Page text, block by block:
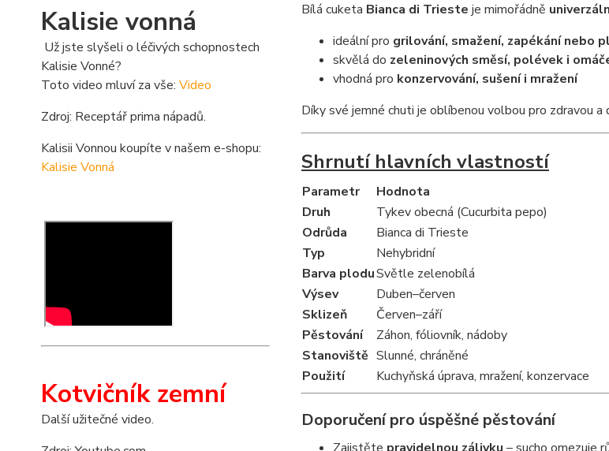
Kalisie vonná
Už jste slyšeli o léčivých schopnostech
Kalisie Vonné?
Toto video mluví za vše: Video
Zdroj: Receptář prima nápadů.
Kalisii Vonnou koupíte v našem e-shopu:
Kalisie Vonná
Kotvičník zemní
Další užitečné video.
Bílá cuketa Bianca di Trieste je mimořádně
ideální pro grilování, smažení, zapékání nebo
skvělá do zeleninových směsí, polévek i
vhodná pro konzervování, sušení i mražení
Díky své jemné chuti je oblíbenou volbou pro zdravou
Shrnutí hlavních vlastností
Parametr
Hodnota
Druh
Tykev obecná (Cucurbita pepo)
Odrůda
Bianca di Trieste
Typ
Nehybridní
Barva ploduSvětle zelenobílá
Výsev
Duben–červen
Sklizeň
Červen–září
Pěstování
Záhon, fóliovník, nádoby
Stanoviště Slunné, chráněné
Použití
Kuchyňská úprava, mražení, konzervace
Doporučení pro úspěšné pěstování